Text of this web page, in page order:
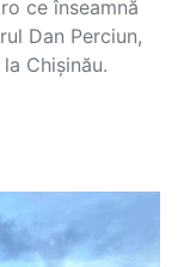
ce înseamnă
Dan Perciun,
Chișinău.